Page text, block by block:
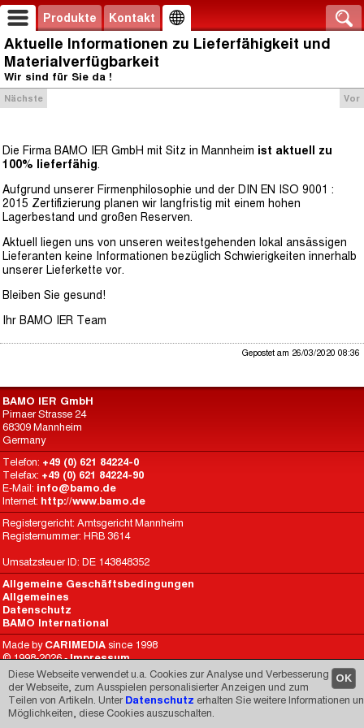
OK
Diese Webseite verwendet u.a. Cookies zur Analyse und Verbesserung
der Webseite, zum Ausspielen personalisierter Anzeigen und zum
Teilen von Artikeln. Unter Datenschutz erhalten Sie weitere Informationen
Möglichkeiten, diese Cookies auszuschalten.
Produkte Kontakt
Aktuelle Informationen zu Lieferfähigkeit und
Materialverfügbarkeit
Wir sind für Sie da !
Vor
Nächste
Die Firma BAMO IER GmbH mit Sitz in Mannheim ist aktuell zu
100% lieferfähig.
Aufgrund unserer Firmenphilosophie und der DIN EN ISO 9001 :
2015 Zertifizierung planen wir langfristig mit einem hohen
Lagerbestand und großen Reserven.
Aktuell liegen uns von unseren weitestgehenden lokal ansässigen
Lieferanten keine Informationen bezüglich Schwierigkeiten innerhalb
unserer Lieferkette vor.
Bleiben Sie gesund!
Ihr BAMO IER Team
Gepostet am 26/03/2020 08:36
BAMO IER GmbH
Pirnaer Strasse 24
68309 Mannheim
Germany
Telefon: +49 (0) 621 84224-0
Telefax: +49 (0) 621 84224-90
E-Mail: info@bamo.de
Internet: http://www.bamo.de
Registergericht: Amtsgericht Mannheim
Registernummer: HRB 3614
Umsatzsteuer ID: DE 143848352
Allgemeine Geschäftsbedingungen
Allgemeines
Datenschutz
BAMO International
Made by CARIMEDIA since 1998
© 1998-2026 -Impressum